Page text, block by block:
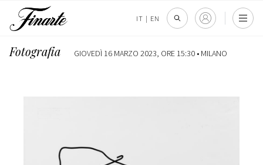
IT | EN
Fotografia GIOVEDÌ 16 MARZO 2023, ORE 15:30 • MILANO